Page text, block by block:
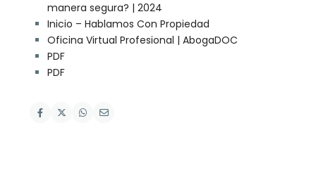
manera segura? | 2024
Inicio – Hablamos Con Propiedad
Oficina Virtual Profesional | AbogaDOC
PDF
PDF